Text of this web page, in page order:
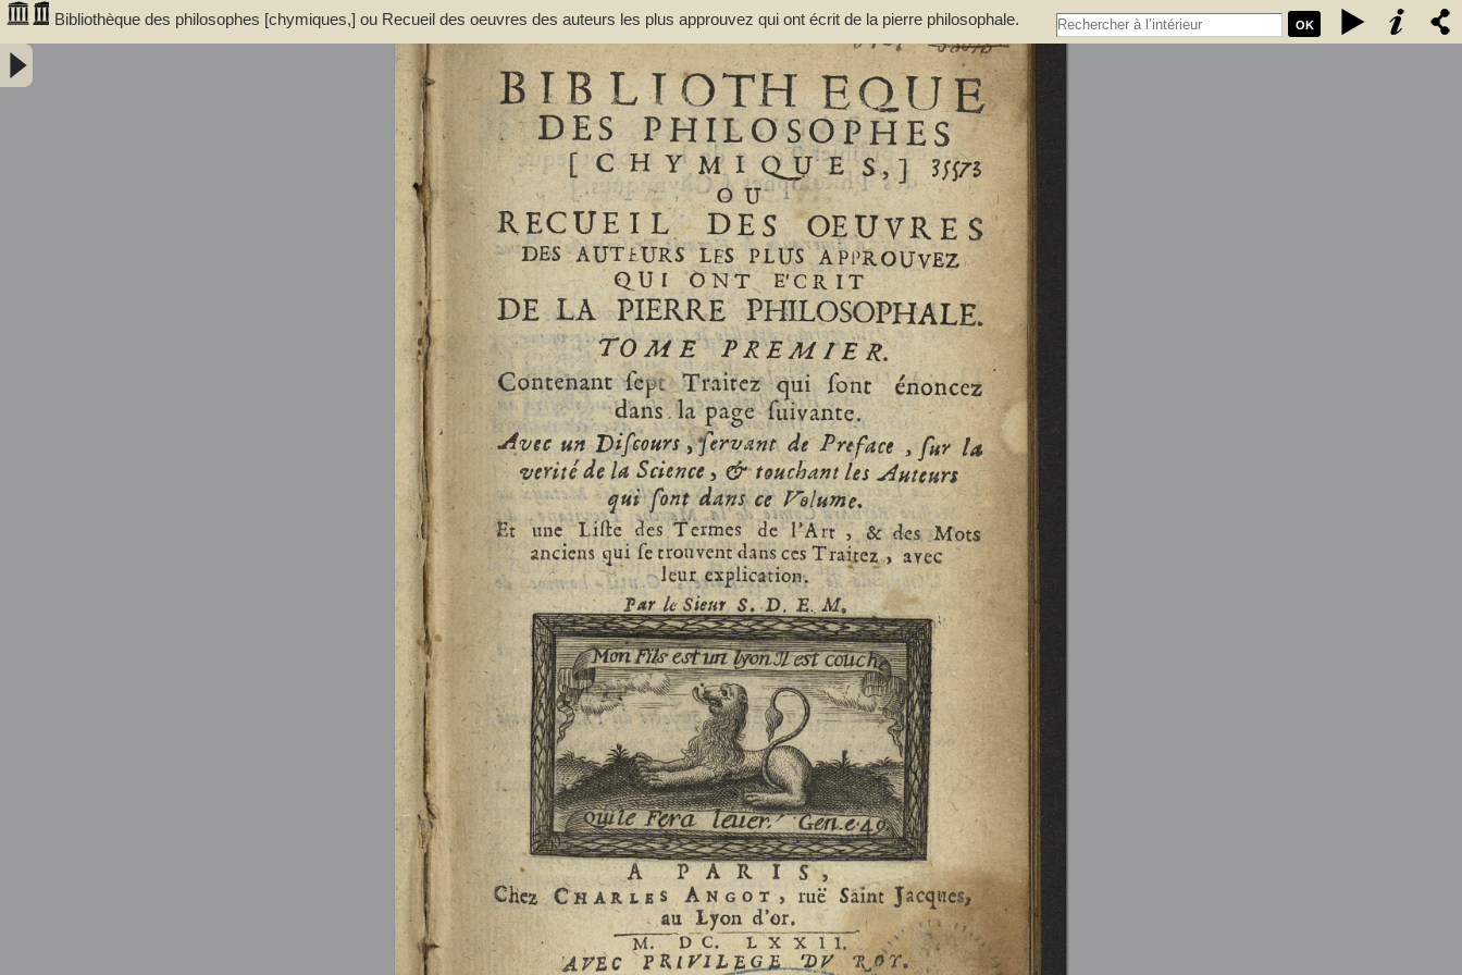
OK
Bibliothèque des philosophes [chymiques,] ou Recueil des oeuvres des auteurs les plus approuvez qui ont écrit de la pierre philosophale.
Tome premier, contenant sept traitez... avec un discours, servant de préface... et une liste des termes de l'art, & des mots anciens qui se
trouvent dans ces traitez... par le sieur S.D.E.M. - Salmon, William (1644-1713)